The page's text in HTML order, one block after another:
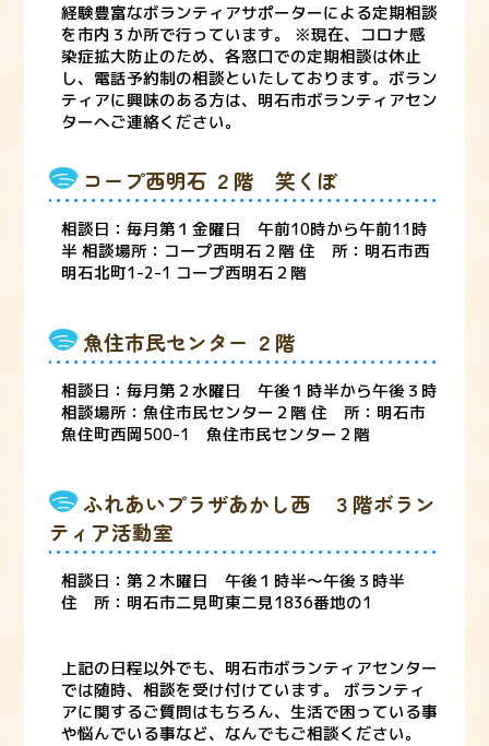
経験豊富なボランティアサポーターによる定期相談
を市内３か所で行っています。 ※現在、コロナ感
染症拡大防止のため、各窓口での定期相談は休止
し、電話予約制の相談といたしております。ボラン
ティアに興味のある方は、明石市ボランティアセン
ターへご連絡ください。
コープ西明石 ２階 笑くぼ
相談日：毎月第１金曜日 午前10時から午前11時
半 相談場所：コープ西明石２階 住 所：明石市西
明石北町1-2-1 コープ西明石２階
魚住市民センター ２階
相談日：毎月第２水曜日 午後１時半から午後３時
相談場所：魚住市民センター２階 住 所：明石市
魚住町西岡500-1 魚住市民センター２階
ふれあいプラザあかし西 ３階ボラン
ティア活動室
相談日：第２木曜日 午後１時半～午後３時半
住 所：明石市二見町東二見1836番地の1
上記の日程以外でも、明石市ボランティアセンター
では随時、相談を受け付けています。 ボランティ
アに関するご質問はもちろん、生活で困っている事
や悩んでいる事など、なんでもご相談ください。